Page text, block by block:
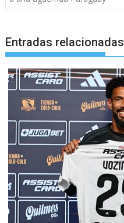
entradas
Entradas relacionadas